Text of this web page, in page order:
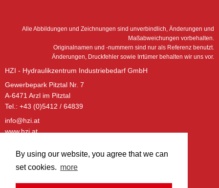
By using our website, you agree that we can
set cookies. more
Alle Abbildungen und Zeichnungen sind unverbindlich, Änderungen und
Maßabweichungen vorbehalten.
Originalnamen und -nummern sind nur als Referenz benutzt.
Änderungen, Druckfehler sowie Irrtümer behalten wir uns vor.
HZI - Hydraulikzentrum Industriebedarf GmbH
Gewerbepark Pitztal Nr. 7
A-6471 Arzl im Pitztal
Tel.: +43 (0)5412 / 64839
info@hzi.at
www.hzi.at
Montag - Donnerstag:
08:00 - 12:00 Uhr